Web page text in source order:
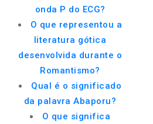
onda P do ECG?
O que representou a
literatura gótica
desenvolvida durante o
Romantismo?
Qual é o significado
da palavra Abaporu?
O que significa